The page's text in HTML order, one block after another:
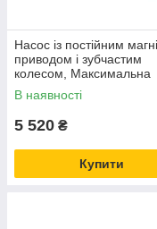
✔
енергоефективні
✔насоси з
✔насоси для
✔
герметичні
Насос із постійним
приводом і зубчастим
колесом, Максимальна
витрата: 30 л/хв,
В наявності
5 520 ₴
Купити